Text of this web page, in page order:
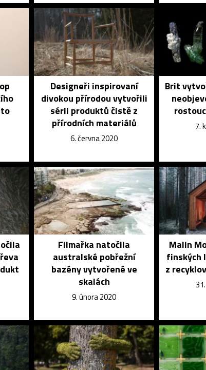
Designeři inspirovaní
divokou přírodou vytvořili
sérii produktů čistě z
přírodních materiálů
6. června 2020
Brit
7.
Filmařka natočila
australské pobřežní
bazény vytvořené ve
skalách
9. února 2020
Malin
finských
z